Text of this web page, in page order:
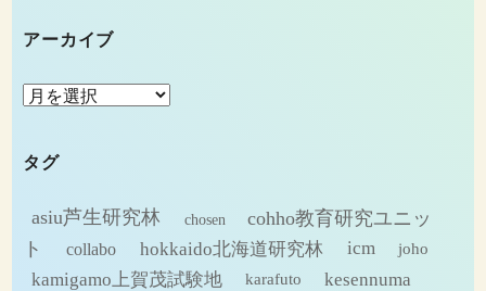
アーカイブ
ア
カ
ブ
タグ
asiu芦生研究林 chosen
cohho教育研究ユニッ
ト
collabo hokkaido北海道研究林 icm joho
kamigamo上賀茂試験地 karafuto
kesennuma